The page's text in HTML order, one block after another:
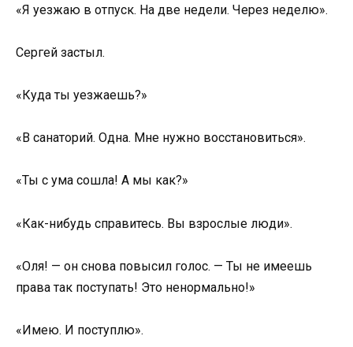
«Я уезжаю в отпуск. На две недели. Через неделю».
Сергей застыл.
«Куда ты уезжаешь?»
«В санаторий. Одна. Мне нужно восстановиться».
«Ты с ума сошла! А мы как?»
«Как-нибудь справитесь. Вы взрослые люди».
«Оля! — он снова повысил голос. — Ты не имеешь
права так поступать! Это ненормально!»
«Имею. И поступлю».